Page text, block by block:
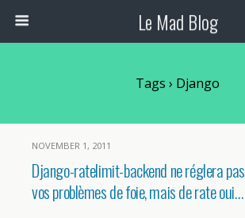
Le Mad Blog
Tags › Django
NOVEMBER 1, 2011
Django-ratelimit-backend ne réglera pas
vos problèmes de foie, mais de rate oui…